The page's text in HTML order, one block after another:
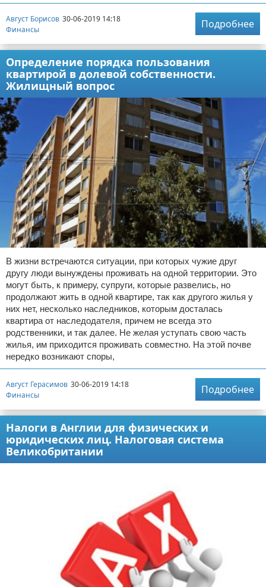
Август Борисов 30-06-2019 14:18
Финансы
Подробнее
Определение порядка пользования
квартирой в долевой собственности.
Жилищный вопрос
В жизни встречаются ситуации, при которых чужие друг
другу люди вынуждены проживать на одной территории. Это
могут быть, к примеру, супруги, которые развелись, но
продолжают жить в одной квартире, так как другого жилья у
них нет, несколько наследников, которым досталась
квартира от наследодателя, причем не всегда это
родственники, и так далее. Не желая уступать свою часть
жилья, им приходится проживать совместно. На этой почве
нередко возникают споры,
Август Герасимов 30-06-2019 14:18
Финансы
Подробнее
Налоги в Англии для физических и
юридических лиц. Налоговая система
Великобритании